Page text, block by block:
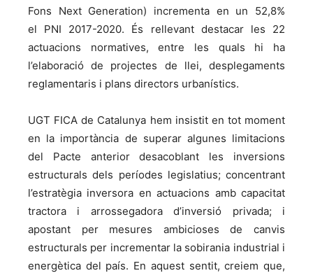
Fons Next Generation) incrementa en un 52,8%
el PNI 2017-2020. És rellevant destacar les 22
actuacions normatives, entre les quals hi ha
l’elaboració de projectes de llei, desplegaments
reglamentaris i plans directors urbanístics.
UGT FICA de Catalunya hem insistit en tot moment
en la importància de superar algunes limitacions
del Pacte anterior desacoblant les inversions
estructurals dels períodes legislatius; concentrant
l’estratègia inversora en actuacions amb capacitat
tractora i arrossegadora d’inversió privada; i
apostant per mesures ambicioses de canvis
estructurals per incrementar la sobirania industrial i
energètica del país. En aquest sentit, creiem que,